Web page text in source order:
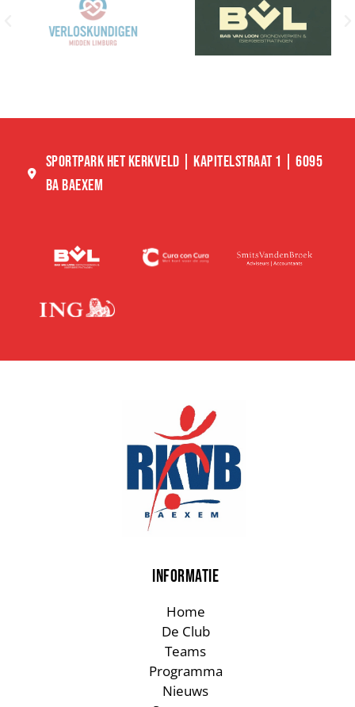
SPORTPARK HET KERKVELD | KAPITELSTRAAT 1 | 6095
BA BAEXEM
INFORMATIE
Home
De Club
Teams
Programma
Nieuws